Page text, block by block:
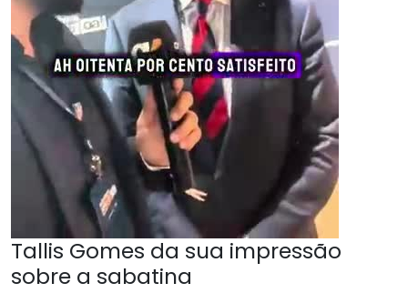
Tallis Gomes da sua impressão
sobre a sabatina